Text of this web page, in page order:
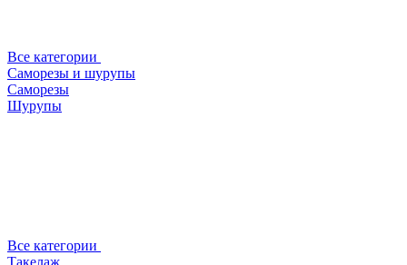
Все категории
Саморезы и шурупы
Саморезы
Шурупы
Все категории
Такелаж